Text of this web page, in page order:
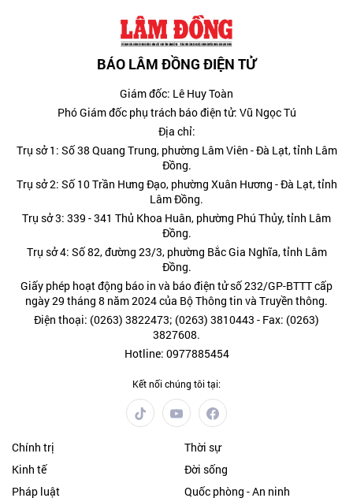
BÁO LÂM ĐỒNG ĐIỆN TỬ
Giám đốc: Lê Huy Toàn
Phó Giám đốc phụ trách báo điện tử: Vũ Ngọc Tú
Địa chỉ:
Trụ sở 1: Số 38 Quang Trung, phường Lâm Viên - Đà Lạt, tỉnh Lâm
Đồng.
Trụ sở 2: Số 10 Trần Hưng Đạo, phường Xuân Hương - Đà Lạt, tỉnh
Lâm Đồng.
Trụ sở 3: 339 - 341 Thủ Khoa Huân, phường Phú Thủy, tỉnh Lâm
Đồng.
Trụ sở 4: Số 82, đường 23/3, phường Bắc Gia Nghĩa, tỉnh Lâm
Đồng.
Giấy phép hoạt động báo in và báo điện tử số 232/GP-BTTT cấp
ngày 29 tháng 8 năm 2024 của Bộ Thông tin và Truyền thông.
Điện thoại: (0263) 3822473; (0263) 3810443 - Fax: (0263)
3827608.
Hotline: 0977885454
Kết nối chúng tôi tại:
Chính trị
Thời sự
Kinh tế
Đời sống
Pháp luật
Quốc phòng - An ninh